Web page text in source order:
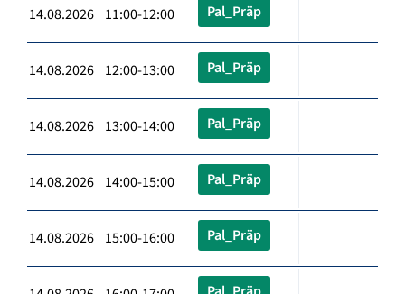
14.08.2026 11:00-12:00 Pal_Präp
14.08.2026 12:00-13:00 Pal_Präp
14.08.2026 13:00-14:00 Pal_Präp
14.08.2026 14:00-15:00 Pal_Präp
14.08.2026 15:00-16:00 Pal_Präp